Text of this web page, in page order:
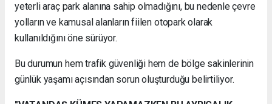
yeterli araç park alanına sahip olmadığını, bu nedenle çevre
yolların ve kamusal alanların fiilen otopark olarak
kullanıldığını öne sürüyor.
Bu durumun hem trafik güvenliği hem de bölge sakinlerinin
günlük yaşamı açısından sorun oluşturduğu belirtiliyor.